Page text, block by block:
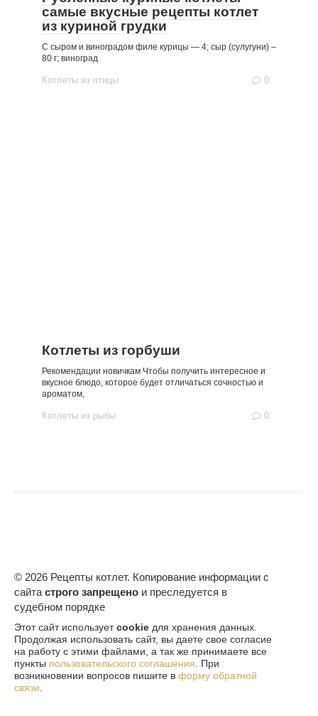
самые вкусные рецепты котлет
из куриной грудки
С сыром и виноградом филе курицы — 4; сыр (сулугуни) –
80 г; виноград
Котлеты из птицы 0
Котлеты из горбуши
Рекомендации новичкам Чтобы получить интересное и
вкусное блюдо, которое будет отличаться сочностью и
ароматом,
Котлеты из рыбы 0
© 2026 Рецепты котлет. Копирование информации с
сайта строго запрещено и преследуется в
судебном порядке
Этот сайт использует cookie для хранения данных.
Продолжая использовать сайт, вы даете свое согласие
на работу с этими файлами, а так же принимаете все
пункты пользовательского соглашения. При
возникновении вопросов пишите в форму обратной
связи.